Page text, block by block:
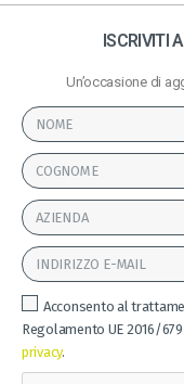
ISCRIVITI
Un’occasione di
Acconsento al
Regolamento UE 2016/
privacy.